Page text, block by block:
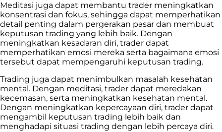
Meditasi juga dapat membantu trader meningkatkan
konsentrasi dan fokus, sehingga dapat memperhatikan
detail penting dalam pergerakan pasar dan membuat
keputusan trading yang lebih baik. Dengan
meningkatkan kesadaran diri, trader dapat
memperhatikan emosi mereka serta bagaimana emosi
tersebut dapat mempengaruhi keputusan trading.
Trading juga dapat menimbulkan masalah kesehatan
mental. Dengan meditasi, trader dapat meredakan
kecemasan, serta meningkatkan kesehatan mental.
Dengan meningkatkan kepercayaan diri, trader dapat
mengambil keputusan trading lebih baik dan
menghadapi situasi trading dengan lebih percaya diri.